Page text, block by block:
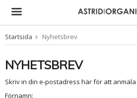
Produkten har blivit tillagd i
Startsida Nyhetsbrev
NYHETSBREV
Skriv in din e-postadress här för att
Förnamn: